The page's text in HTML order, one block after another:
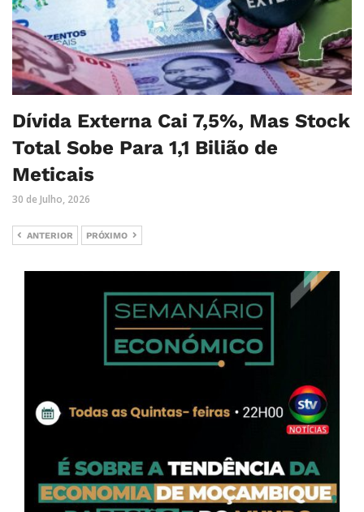
Dívida Externa Cai 7,5%, Mas Stock
Total Sobe Para 1,1 Bilião de
Meticais
30 de Julho, 2026
ANTERIOR PRÓXIMO